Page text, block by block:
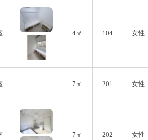
4㎡ 104 女性
7㎡ 201 女性
7㎡ 202 女性